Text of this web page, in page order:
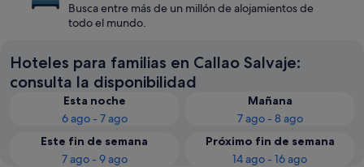
Busca entre más de un millón de alojamientos de
todo el mundo.
Hoteles para familias en Callao Salvaje:
consulta la disponibilidad
Esta noche
6 ago - 7 ago
Mañana
7 ago - 8 ago
Este fin de semana
7 ago - 9 ago
Próximo fin de semana
14 ago - 16 ago